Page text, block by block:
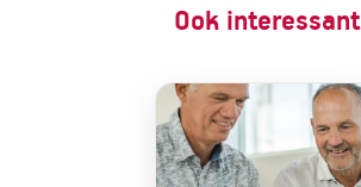
Ook interessant